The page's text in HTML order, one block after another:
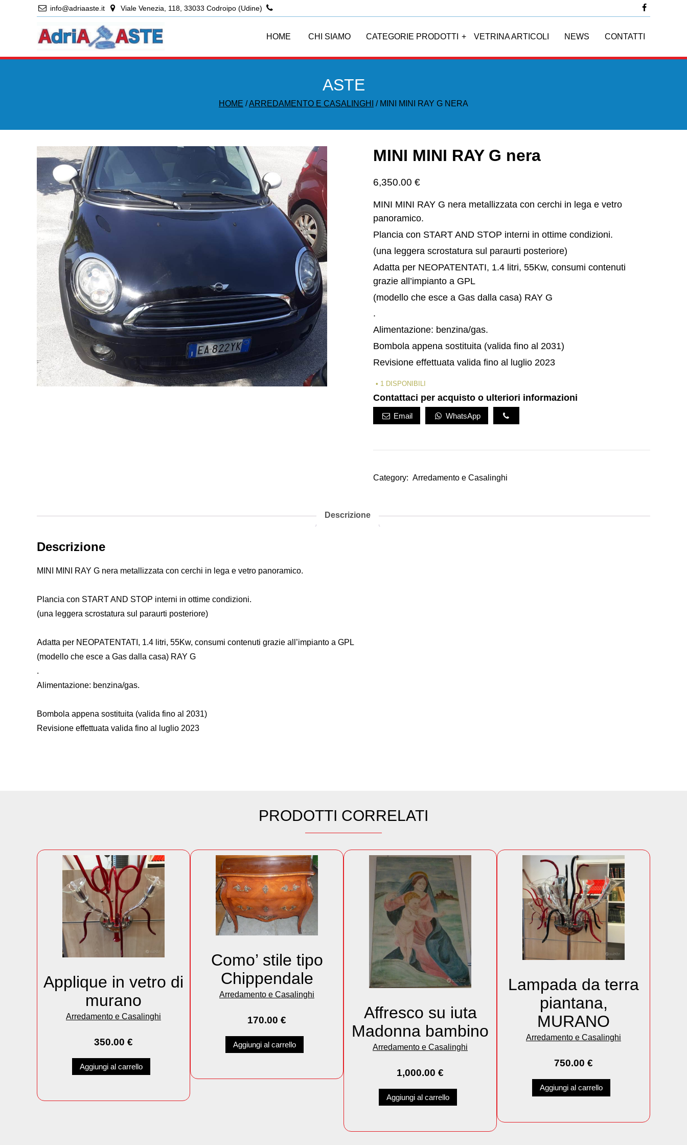
info@adriaaste.it Viale Venezia, 118, 33033 Codroipo (Udine)
HOME CHI SIAMO CATEGORIE PRODOTTI VETRINA ARTICOLI NEWS CONTATTI
ASTE
HOME /ARREDAMENTO E CASALINGHI / MINI MINI RAY G NERA
MINI MINI RAY G nera
6,350.00 €
MINI MINI RAY G nera metallizzata con cerchi in lega e vetro
panoramico.
Plancia con START AND STOP interni in ottime condizioni.
(una leggera scrostatura sul paraurti posteriore)
Adatta per NEOPATENTATI, 1.4 litri, 55Kw, consumi contenuti
grazie all’impianto a GPL
(modello che esce a Gas dalla casa) RAY G
.
Alimentazione: benzina/gas.
Bombola appena sostituita (valida fino al 2031)
Revisione effettuata valida fino al luglio 2023
1 DISPONIBILI
Contattaci per acquisto o ulteriori informazioni
Email WhatsApp
Category: Arredamento e Casalinghi
Descrizione
Descrizione
MINI MINI RAY G nera metallizzata con cerchi in lega e vetro panoramico.
Plancia con START AND STOP interni in ottime condizioni.
(una leggera scrostatura sul paraurti posteriore)
Adatta per NEOPATENTATI, 1.4 litri, 55Kw, consumi contenuti grazie all’impianto a GPL
(modello che esce a Gas dalla casa) RAY G
.
Alimentazione: benzina/gas.
Bombola appena sostituita (valida fino al 2031)
Revisione effettuata valida fino al luglio 2023
PRODOTTI CORRELATI
Applique in vetro di
murano
Arredamento e Casalinghi
350.00 €
Aggiungi al carrello
Como’ stile tipo
Chippendale
Arredamento e Casalinghi
170.00 €
Aggiungi al carrello
Affresco su iuta
Madonna bambino
Arredamento e Casalinghi
1,000.00 €
Aggiungi al carrello
Lampada da terra
piantana,
MURANO
Arredamento e Casalinghi
750.00 €
Aggiungi al carrello